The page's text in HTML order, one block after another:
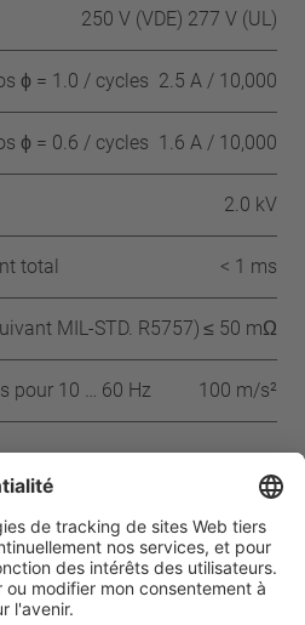
250 V (VDE) 277 V (UL)
ϕ = 1.0 / cycles 2.5 A / 10,000
ϕ = 0.6 / cycles 1.6 A / 10,000
2.0 kV
total < 1 ms
MIL-STD. R5757) ≤ 50 mΩ
pour 10 … 60 Hz 100 m/s²